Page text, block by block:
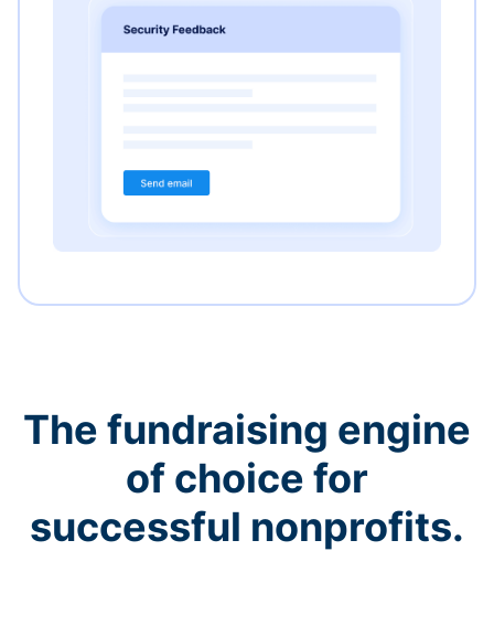
The fundraising engine
of choice for
successful nonprofits.